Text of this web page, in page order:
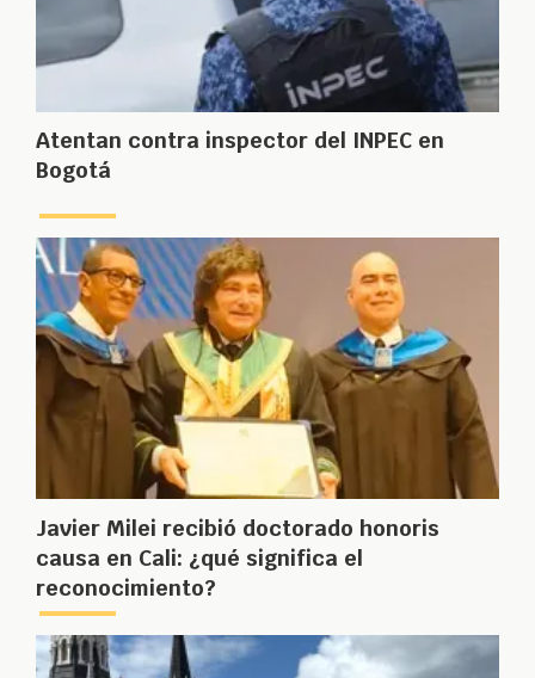
Atentan contra inspector del INPEC en
Bogotá
Javier Milei recibió doctorado honoris
causa en Cali: ¿qué significa el
reconocimiento?